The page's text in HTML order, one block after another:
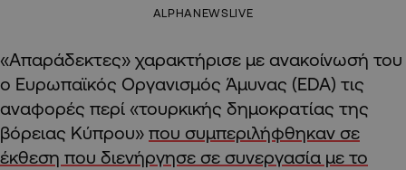
ALPHANEWSLIVE
«Απαράδεκτες» χαρακτήρισε με ανακοίνωσή του
ο Ευρωπαϊκός Οργανισμός Άμυνας (EDA) τις
αναφορές περί «τουρκικής δημοκρατίας της
βόρειας Κύπρου» που συμπεριλήφθηκαν σε
έκθεση που διενήργησε σε συνεργασία με το